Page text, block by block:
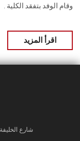
وقام الوفد بتفقد الكلية .
اقرأ المزيد
شارع